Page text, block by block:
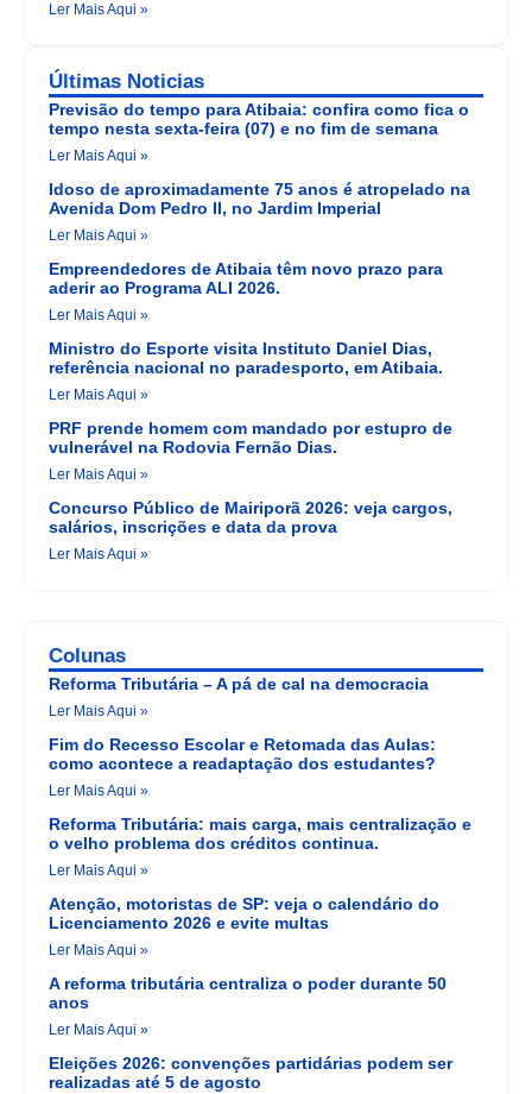
Ler Mais Aqui »
Últimas Noticias
Previsão do tempo para Atibaia: confira como fica o
tempo nesta sexta-feira (07) e no fim de semana
Ler Mais Aqui »
Idoso de aproximadamente 75 anos é atropelado na
Avenida Dom Pedro II, no Jardim Imperial
Ler Mais Aqui »
Empreendedores de Atibaia têm novo prazo para
aderir ao Programa ALI 2026.
Ler Mais Aqui »
Ministro do Esporte visita Instituto Daniel Dias,
referência nacional no paradesporto, em Atibaia.
Ler Mais Aqui »
PRF prende homem com mandado por estupro de
vulnerável na Rodovia Fernão Dias.
Ler Mais Aqui »
Concurso Público de Mairiporã 2026: veja cargos,
salários, inscrições e data da prova
Ler Mais Aqui »
Colunas
Reforma Tributária – A pá de cal na democracia
Ler Mais Aqui »
Fim do Recesso Escolar e Retomada das Aulas:
como acontece a readaptação dos estudantes?
Ler Mais Aqui »
Reforma Tributária: mais carga, mais centralização e
o velho problema dos créditos continua.
Ler Mais Aqui »
Atenção, motoristas de SP: veja o calendário do
Licenciamento 2026 e evite multas
Ler Mais Aqui »
A reforma tributária centraliza o poder durante 50
anos
Ler Mais Aqui »
Eleições 2026: convenções partidárias podem ser
realizadas até 5 de agosto